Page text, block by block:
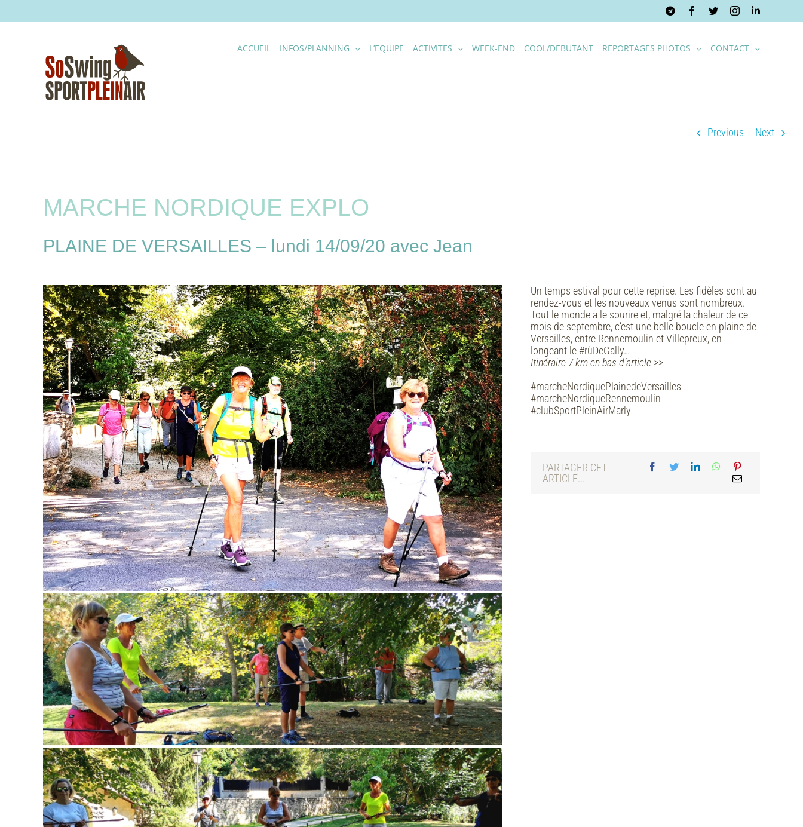
TelegramFacebook
TwitterInstagramLinkedIn
ACCUEIL INFOS/PLANNING L’EQUIPE ACTIVITES WEEK-END COOL/DEBUTANT REPORTAGES PHOTOS CONTACT
Previous Next
MARCHE NORDIQUE EXPLO
PLAINE DE VERSAILLES – lundi 14/09/20 avec Jean
Un temps estival pour cette reprise. Les fidèles sont au
rendez-vous et les nouveaux venus sont nombreux.
Tout le monde a le sourire et, malgré la chaleur de ce
mois de septembre, c’est une belle boucle en plaine de
Versailles, entre Rennemoulin et Villepreux, en
longeant le #rùDeGally…
Itinéraire 7 km en bas d’article >>
#marcheNordiquePlainedeVersailles
#marcheNordiqueRennemoulin
#clubSportPleinAirMarly
PARTAGER CET
ARTICLE...